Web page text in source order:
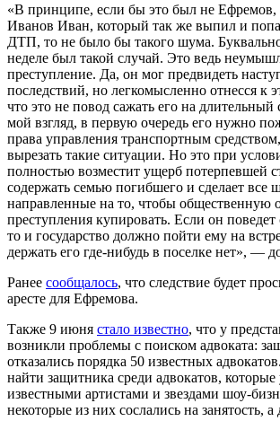
«В принципе, если бы это был не Ефремов,
Иванов Иван, который так же выпил и
ДТП, то не было бы такого шума.
неделе был такой случай. Это ведь
преступление. Да, он мог предвидеть
последствий, но легкомысленно отнесся к
что это не повод сажать его на
мой взгляд, в первую очередь его нужно
права управления транспортным
вырезать такие ситуации. Но это при
полностью возместит ущерб потерпевшей
содержать семью погибшего и сделает все
направленные на то, чтобы общественную
преступления купировать. Если он поведет
то и государство должно пойти ему на
держать его где-нибудь в поселке нет», —
Ранее сообщалось, что следствие будет
аресте для Ефремова.
Также 9 июня стало известно, что у
возникли проблемы с поиском адвоката:
отказались порядка 50 известных
найти защитника среди адвокатов, которые
известными артистами и звездами шоу-
некоторые из них сослались на занятость,